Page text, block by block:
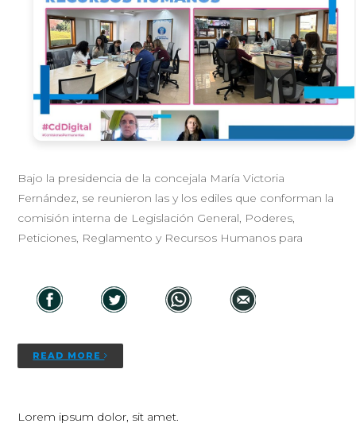
Bajo la presidencia de la concejala María Victoria
Fernández, se reunieron las y los ediles que conforman la
comisión interna de Legislación General, Poderes,
Peticiones, Reglamento y Recursos Humanos para
READ MORE
Lorem ipsum dolor, sit amet.